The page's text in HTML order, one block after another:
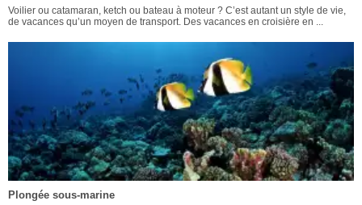
Voilier ou catamaran, ketch ou bateau à moteur ? C’est autant un style de vie,
de vacances qu’un moyen de transport. Des vacances en croisière en ...
Plongée sous-marine